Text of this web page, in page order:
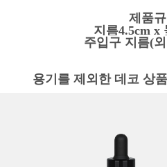
제품규
지름4.5cm x
주입구 지름(
용기를 제외한 데코 상